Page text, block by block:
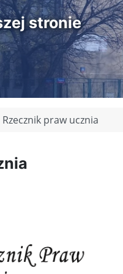
stronie
Rzecznik praw ucznia